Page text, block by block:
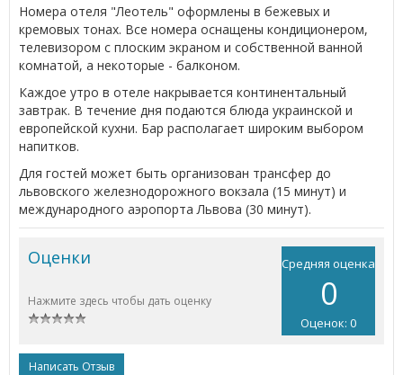
Номера отеля "Леотель" оформлены в бежевых и
кремовых тонах. Все номера оснащены кондиционером,
телевизором с плоским экраном и собственной ванной
комнатой, а некоторые - балконом.
Каждое утро в отеле накрывается континентальный
завтрак. В течение дня подаются блюда украинской и
европейской кухни. Бар располагает широким выбором
напитков.
Для гостей может быть организован трансфер до
львовского железнодорожного вокзала (15 минут) и
международного аэропорта Львова (30 минут).
Средняя оценка
0
Оценок: 0
Оценки
Нажмите здесь чтобы дать оценку
Написать Отзыв